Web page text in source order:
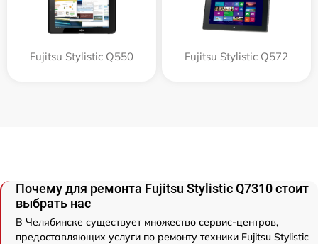
Fujitsu Stylistic Q550 Fujitsu Stylistic Q572
Почему для ремонта Fujitsu Stylistic Q7310 стоит
выбрать нас
В Челябинске существует множество сервис-центров,
предоставляющих услуги по ремонту техники Fujitsu Stylistic